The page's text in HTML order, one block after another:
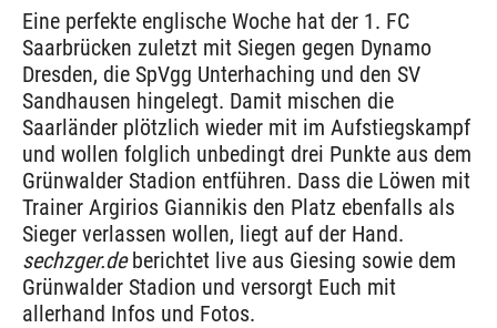
Eine perfekte englische Woche hat der 1. FC
Saarbrücken zuletzt mit Siegen gegen Dynamo
Dresden, die SpVgg Unterhaching und den SV
Sandhausen hingelegt. Damit mischen die
Saarländer plötzlich wieder mit im Aufstiegskampf
und wollen folglich unbedingt drei Punkte aus dem
Grünwalder Stadion entführen. Dass die Löwen mit
Trainer Argirios Giannikis den Platz ebenfalls als
Sieger verlassen wollen, liegt auf der Hand.
sechzger.deberichtet live aus Giesing sowie dem
Grünwalder Stadion und versorgt Euch mit
allerhand Infos und Fotos.